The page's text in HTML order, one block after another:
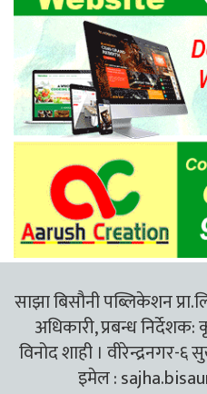
साझा बिसौनी पब्लिकेशन
अधिकारी, प्रबन्ध
विनोद शाही । वीरेन्द्रनगर-
इमेल :